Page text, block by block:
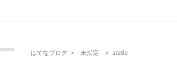
はてなブログ > 未指定 > static